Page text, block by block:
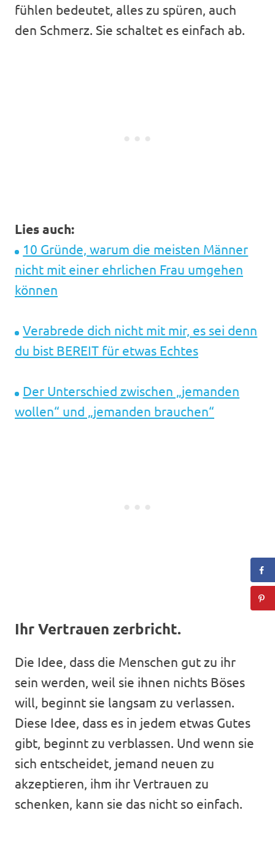
fühlen bedeutet, alles zu spüren, auch
den Schmerz. Sie schaltet es einfach ab.
Lies auch:
10 Gründe, warum die meisten Männer
nicht mit einer ehrlichen Frau umgehen
können
Verabrede dich nicht mit mir, es sei denn
du bist BEREIT für etwas Echtes
Der Unterschied zwischen „jemanden
wollen“ und „jemanden brauchen“
Ihr Vertrauen zerbricht.
Die Idee, dass die Menschen gut zu ihr
sein werden, weil sie ihnen nichts Böses
will, beginnt sie langsam zu verlassen.
Diese Idee, dass es in jedem etwas Gutes
gibt, beginnt zu verblassen. Und wenn sie
sich entscheidet, jemand neuen zu
akzeptieren, ihm ihr Vertrauen zu
schenken, kann sie das nicht so einfach.